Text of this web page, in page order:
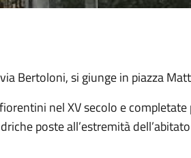
Bertoloni, si giunge in piazza
nel XV secolo e
poste all’estremità